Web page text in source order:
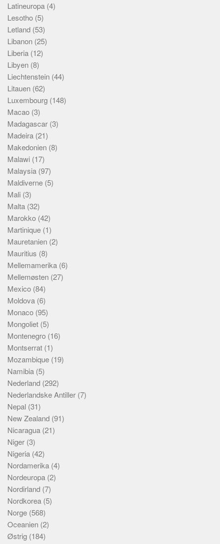
Latineuropa (4)
Lesotho (5)
Letland (53)
Libanon (25)
Liberia (12)
Libyen (8)
Liechtenstein (44)
Litauen (62)
Luxembourg (148)
Macao (3)
Madagascar (3)
Madeira (21)
Makedonien (8)
Malawi (17)
Malaysia (97)
Maldiverne (5)
Mali (3)
Malta (32)
Marokko (42)
Martinique (1)
Mauretanien (2)
Mauritius (8)
Mellemamerika (6)
Mellemøsten (27)
Mexico (84)
Moldova (6)
Monaco (95)
Mongoliet (5)
Montenegro (16)
Montserrat (1)
Mozambique (19)
Namibia (5)
Nederland (292)
Nederlandske Antiller (7)
Nepal (31)
New Zealand (91)
Nicaragua (21)
Niger (3)
Nigeria (42)
Nordamerika (4)
Nordeuropa (2)
Nordirland (7)
Nordkorea (5)
Norge (568)
Oceanien (2)
Østrig (184)